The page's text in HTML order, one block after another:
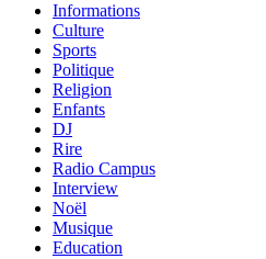
Informations
Culture
Sports
Politique
Religion
Enfants
DJ
Rire
Radio Campus
Interview
Noël
Musique
Education